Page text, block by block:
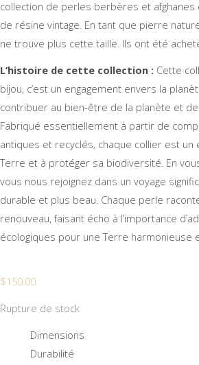
collection de perles berbères et
de résine vintage. En tant que pierre
ne trouve plus cette taille. Ils ont été
L’histoire de cette collection : Cette
bijou, c’est un engagement envers la
contribuer au bien-être de la planète et
Fabriqué essentiellement à partir de
antiques et recyclés, chaque collier est un
Terre et à protéger sa biodiversité. En
vous nous rejoignez dans un voyage
durable et plus beau. Chaque perle
renouveau, faisant écho à l’importance
écologiques pour une Terre harmonieuse
$150.00
Rupture de stock
Dimensions
Durabilité